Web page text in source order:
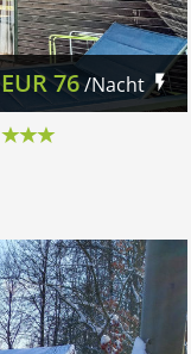
EUR76/Nacht